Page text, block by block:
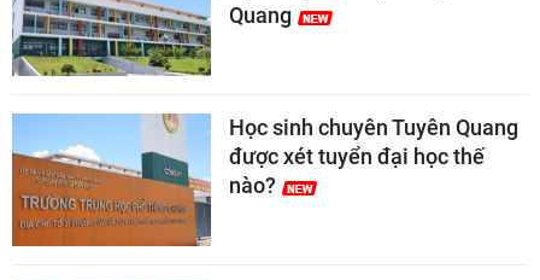
Quang
Học sinh chuyên Tuyên Quang
được xét tuyển đại học thế
nào?